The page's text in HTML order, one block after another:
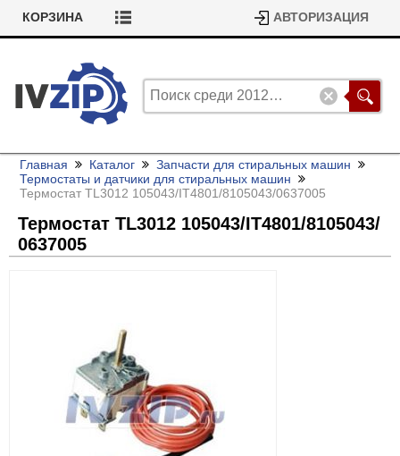
КОРЗИНА АВТОРИЗАЦИЯ
Главная Каталог
Запчасти для стиральных машин
Термостаты и датчики для стиральных машин
Термостат TL3012 105043/IT4801/8105043/0637005
Термостат TL3012 105043/IT4801/8105043/
0637005